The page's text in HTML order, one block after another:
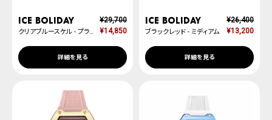
ICE boliday
クリアブルースケル - プラスチック - ミディアム - MT
¥29,700
¥14,850
詳細を見る
ICE boliday
ブラックレッド - ミディアム
¥26,400
¥13,200
詳細を見る